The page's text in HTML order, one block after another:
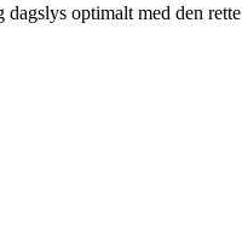
dagslys optimalt med den rette